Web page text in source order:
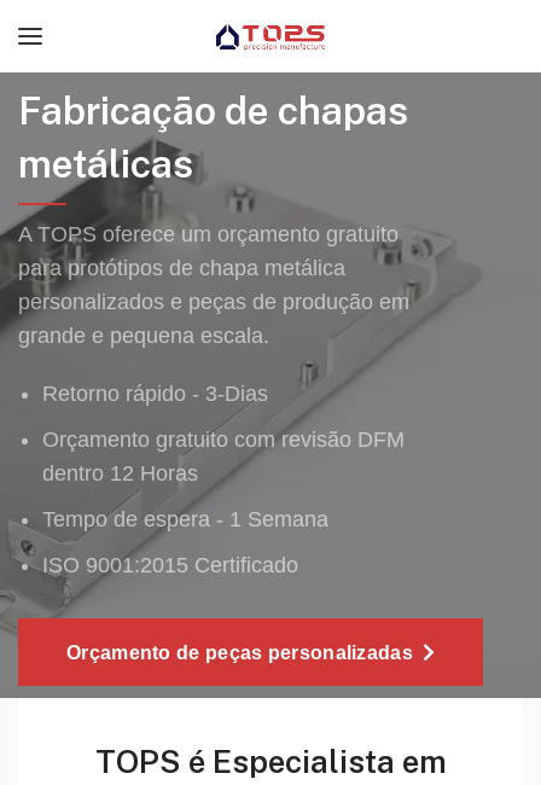
Fabricação de chapas
metálicas
A TOPS oferece um orçamento gratuito
para protótipos de chapa metálica
personalizados e peças de produção em
grande e pequena escala.
Retorno rápido - 3-Dias
Orçamento gratuito com revisão DFM
dentro 12 Horas
Tempo de espera - 1 Semana
ISO 9001:2015 Certificado
Orçamento de peças personalizadas
TOPS é Especialista em